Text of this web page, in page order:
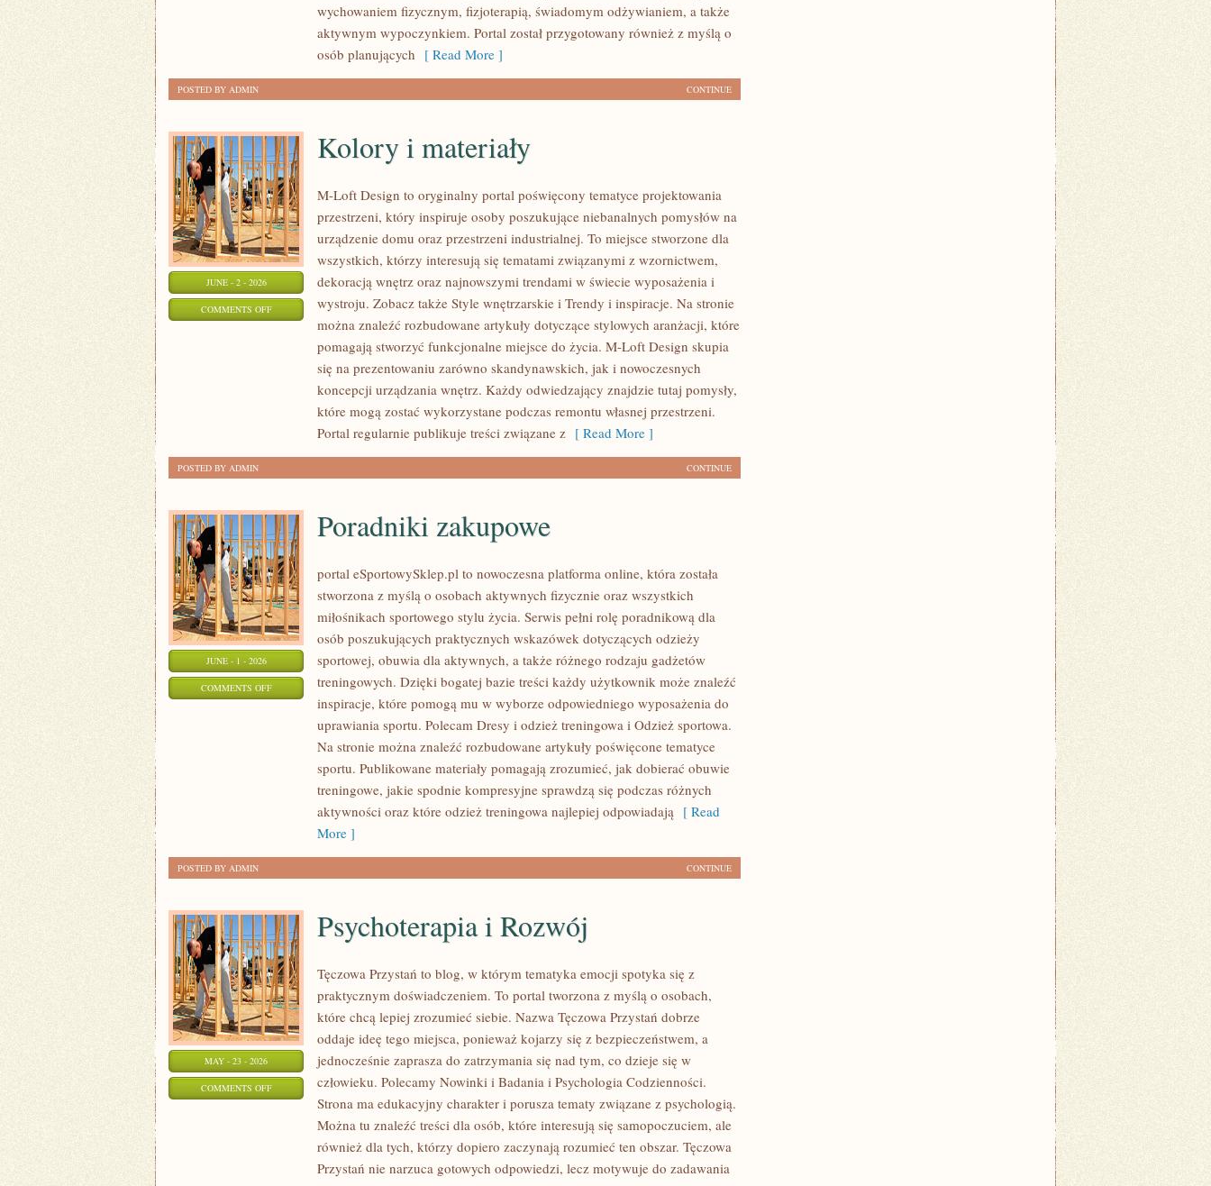
wychowaniem fizycznym, fizjoterapią, świadomym odżywianiem, a także
aktywnym wypoczynkiem. Portal został przygotowany również z myślą o
osób planujących [ Read More ]
CONTINUE
POSTED BY ADMIN
JUNE - 2 - 2026
COMMENTS OFFON
MATERIAŁY
Kolory i materiały
M-Loft Design to oryginalny portal poświęcony tematyce projektowania
przestrzeni, który inspiruje osoby poszukujące niebanalnych pomysłów na
urządzenie domu oraz przestrzeni industrialnej. To miejsce stworzone dla
wszystkich, którzy interesują się tematami związanymi z wzornictwem,
dekoracją wnętrz oraz najnowszymi trendami w świecie wyposażenia i
wystroju. Zobacz także Style wnętrzarskie i Trendy i inspiracje. Na stronie
można znaleźć rozbudowane artykuły dotyczące stylowych aranżacji, które
pomagają stworzyć funkcjonalne miejsce do życia. M-Loft Design skupia
się na prezentowaniu zarówno skandynawskich, jak i nowoczesnych
koncepcji urządzania wnętrz. Każdy odwiedzający znajdzie tutaj pomysły,
które mogą zostać wykorzystane podczas remontu własnej przestrzeni.
Portal regularnie publikuje treści związane z [ Read More ]
CONTINUE
POSTED BY ADMIN
JUNE - 1 - 2026
COMMENTS OFFON
PORADNIKI
ZAKUPOWE
Poradniki zakupowe
portal eSportowySklep.pl to nowoczesna platforma online, która została
stworzona z myślą o osobach aktywnych fizycznie oraz wszystkich
miłośnikach sportowego stylu życia. Serwis pełni rolę poradnikową dla
osób poszukujących praktycznych wskazówek dotyczących odzieży
sportowej, obuwia dla aktywnych, a także różnego rodzaju gadżetów
treningowych. Dzięki bogatej bazie treści każdy użytkownik może znaleźć
inspiracje, które pomogą mu w wyborze odpowiedniego wyposażenia do
uprawiania sportu. Polecam Dresy i odzież treningowa i Odzież sportowa.
Na stronie można znaleźć rozbudowane artykuły poświęcone tematyce
sportu. Publikowane materiały pomagają zrozumieć, jak dobierać obuwie
treningowe, jakie spodnie kompresyjne sprawdzą się podczas różnych
aktywności oraz które odzież treningowa najlepiej odpowiadają [ Read
More ]
CONTINUE
POSTED BY ADMIN
MAY - 23 - 2026
COMMENTS OFFON
PSYCHOTERAPIA
Psychoterapia i Rozwój
Tęczowa Przystań to blog, w którym tematyka emocji spotyka się z
praktycznym doświadczeniem. To portal tworzona z myślą o osobach,
które chcą lepiej zrozumieć siebie. Nazwa Tęczowa Przystań dobrze
oddaje ideę tego miejsca, ponieważ kojarzy się z bezpieczeństwem, a
jednocześnie zaprasza do zatrzymania się nad tym, co dzieje się w
człowieku. Polecamy Nowinki i Badania i Psychologia Codzienności.
Strona ma edukacyjny charakter i porusza tematy związane z psychologią.
Można tu znaleźć treści dla osób, które interesują się samopoczuciem, ale
również dla tych, którzy dopiero zaczynają rozumieć ten obszar. Tęczowa
Przystań nie narzuca gotowych odpowiedzi, lecz motywuje do zadawania